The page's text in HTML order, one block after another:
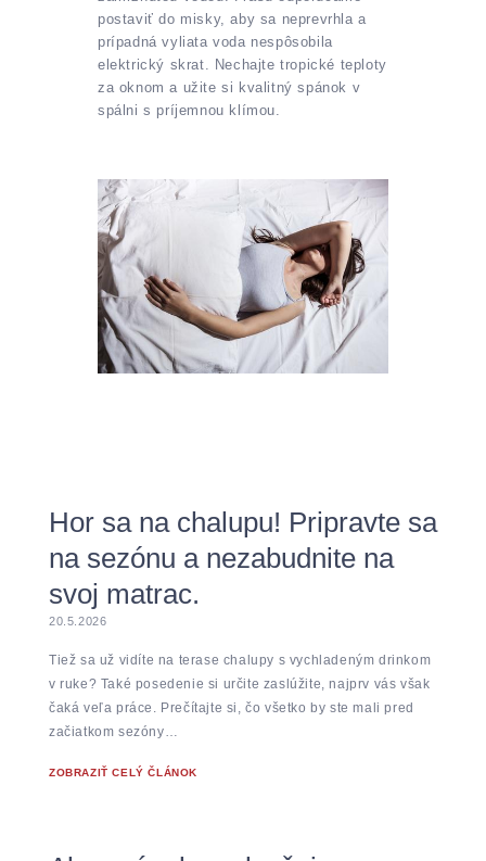
postaviť do misky, aby sa neprevrhla a
prípadná vyliata voda nespôsobila
elektrický skrat. Nechajte tropické teploty
za oknom a užite si kvalitný spánok v
spálni s príjemnou klímou.
Hor sa na chalupu! Pripravte sa
na sezónu a nezabudnite na
svoj matrac.
20.5.2026
Tiež sa už vidíte na terase chalupy s vychladeným drinkom
v ruke? Také posedenie si určite zaslúžite, najprv vás však
čaká veľa práce. Prečítajte si, čo všetko by ste mali pred
začiatkom sezóny…
ZOBRAZIŤ CELÝ ČLÁNOK